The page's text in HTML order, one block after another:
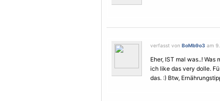
verfasst von BoMb9o3 am
Eher, IST mal was..!
ich like das very dolle.
das. :) Btw,